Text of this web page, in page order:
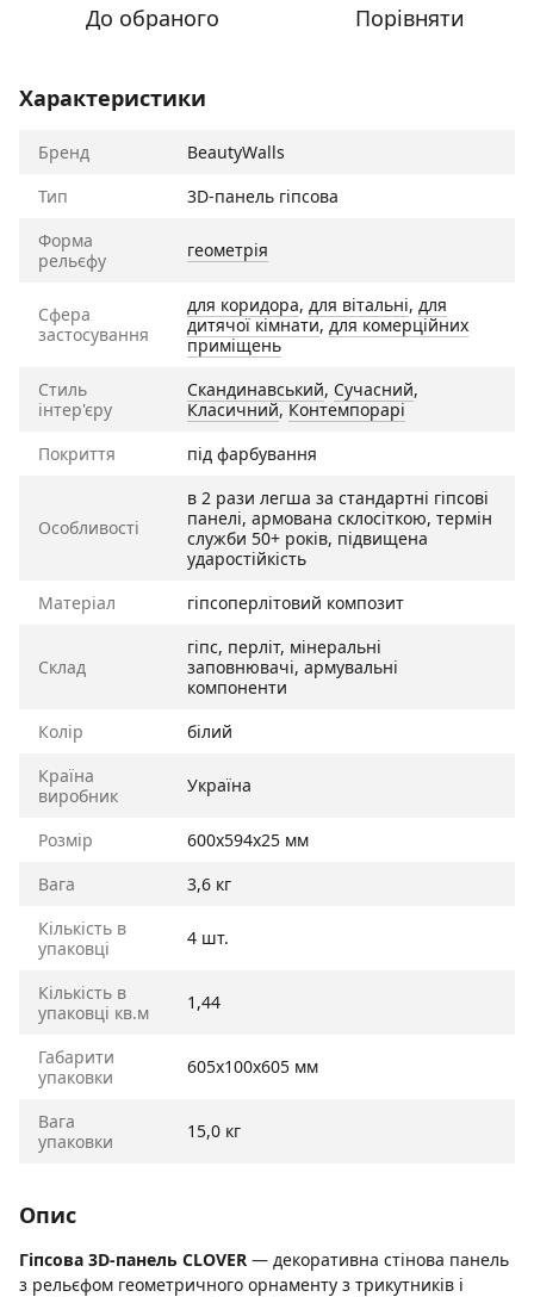
До обраного Порівняти
Характеристики
Бренд
BeautyWalls
Тип
3D-панель гіпсова
Форма
рельєфу
геометрія
Сфера
застосування
для коридора, для вітальні, для
дитячої кімнати,для комерційних
приміщень
Стиль
інтер'єру
Скандинавський, Сучасний,
Класичний,Контемпорарі
Покриття
під фарбування
Особливості
в 2 рази легша за стандартні гіпсові
панелі, армована склосіткою, термін
служби 50+ років, підвищена
ударостійкість
Матеріал
гіпсоперлітовий композит
Склад
гіпс, перліт, мінеральні
заповнювачі, армувальні
компоненти
Колір
білий
Країна
виробник
Україна
Розмір
600x594x25 мм
Вага
3,6 кг
Кількість в
упаковці
4 шт.
Кількість в
упаковці кв.м
1,44
Габарити
упаковки
605х100х605 мм
Вага
упаковки
15,0 кг
Опис
Гіпсова 3D-панель CLOVER — декоративна стінова панель
з рельєфом геометричного орнаменту з трикутників і